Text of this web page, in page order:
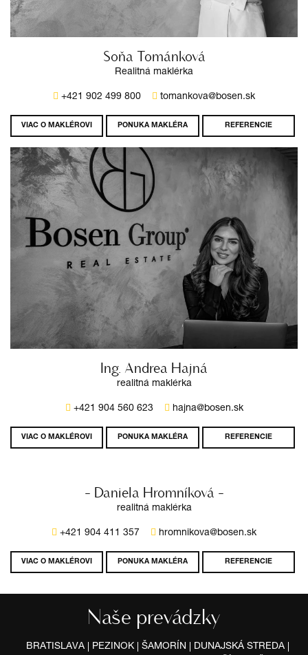
Soňa Tománková
Realitná maklérka
+421 902 499 800 tomankova@bosen.sk
VIAC O MAKLÉROVI PONUKA MAKLÉRA REFERENCIE
Ing. Andrea Hajná
realitná maklérka
+421 904 560 623 hajna@bosen.sk
VIAC O MAKLÉROVI PONUKA MAKLÉRA REFERENCIE
- Daniela Hromníková -
realitná maklérka
+421 904 411 357 hromnikova@bosen.sk
VIAC O MAKLÉROVI PONUKA MAKLÉRA REFERENCIE
Naše prevádzky
BRATISLAVA PEZINOK ŠAMORÍN
DUNAJSKÁ STREDA